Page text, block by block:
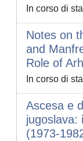
In corso di
Notes on
and
Role of
In corso di
Ascesa e
jugoslava:
(1973-